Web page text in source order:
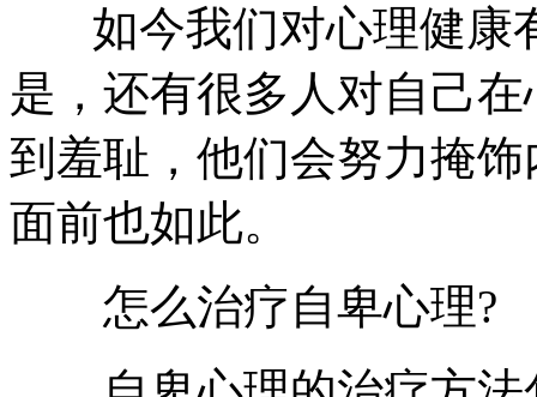
如今我们对心理健康
是，还有很多人对自己
到羞耻，他们会努力掩
面前也如此。
怎么治疗自卑心理?